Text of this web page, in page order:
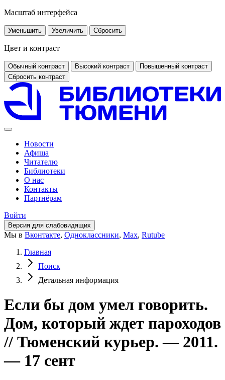
Масштаб интерфейса
Уменьшить Увеличить Сбросить
Цвет и контраст
Обычный контраст Высокий контраст
Повышенный контраст
Сбросить контраст
Новости
Афиша
Читателю
Библиотеки
О нас
Контакты
Партнёрам
Войти
Версия для слабовидящих
Мы в Вконтакте, Одноклассники, Max, Rutube
Главная
Поиск
Детальная информация
Если бы дом умел говорить.
Дом, который ждет пароходов
// Тюменский курьер. — 2011.
— 17 сент